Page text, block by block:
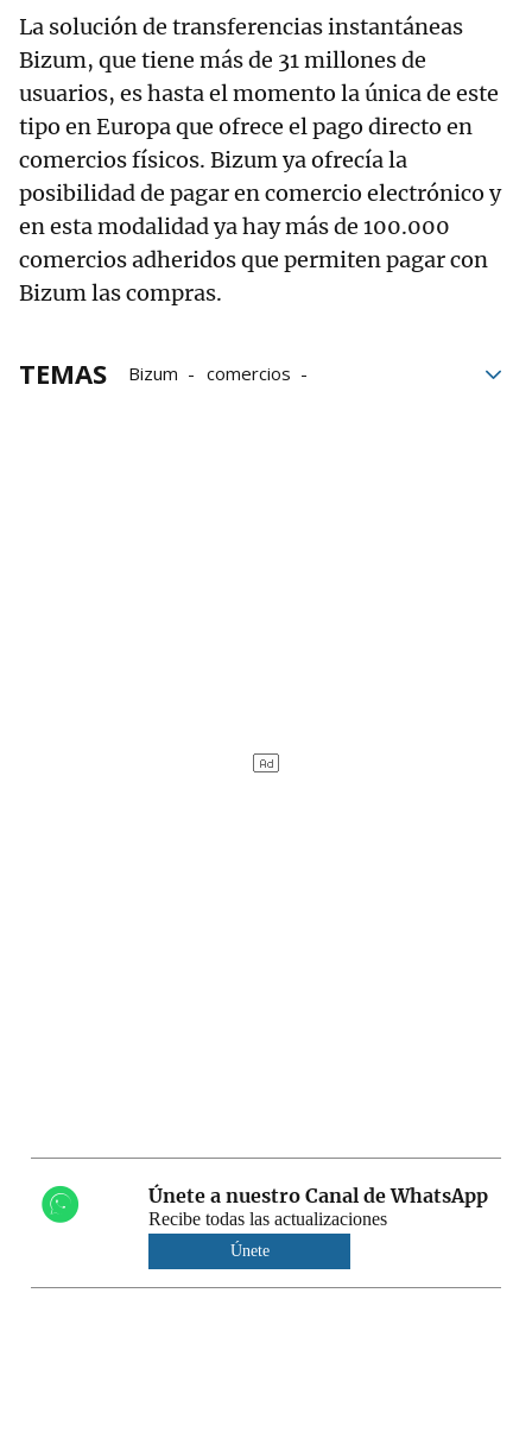
La solución de transferencias instantáneas
Bizum, que tiene más de 31 millones de
usuarios, es hasta el momento la única de este
tipo en Europa que ofrece el pago directo en
comercios físicos. Bizum ya ofrecía la
posibilidad de pagar en comercio electrónico y
en esta modalidad ya hay más de 100.000
comercios adheridos que permiten pagar con
Bizum las compras.
TEMAS Bizum
comercios
Únete a nuestro Canal de WhatsApp
Recibe todas las actualizaciones
Únete